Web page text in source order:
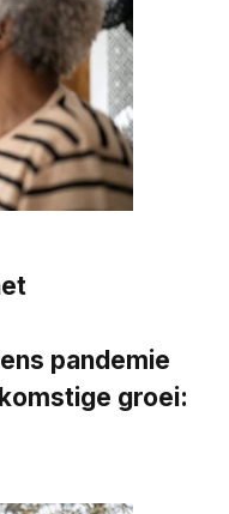
pandemie
groei: